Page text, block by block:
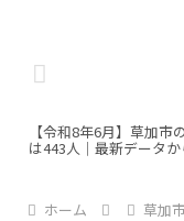
【令和8年6月】草加市
は443人｜最新データ
ホーム 草加